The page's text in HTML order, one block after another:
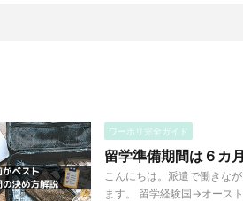
ワーホリ完全ガイド
留学準備期間は６カ
こんにちは。派遣で働きな
ます。 留学経験国→オース